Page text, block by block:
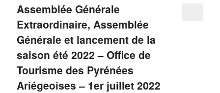
Assemblée Générale
Extraordinaire, Assemblée
Générale et lancement de la
saison été 2022 – Office de
Tourisme des Pyrénées
Ariégeoises – 1er juillet 2022